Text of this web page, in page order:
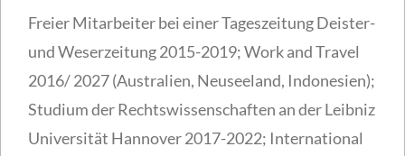
Freier Mitarbeiter bei einer Tageszeitung Deister-
und Weserzeitung 2015-2019; Work and Travel
2016/ 2027 (Australien, Neuseeland, Indonesien);
Studium der Rechtswissenschaften an der Leibniz
Universität Hannover 2017-2022; International